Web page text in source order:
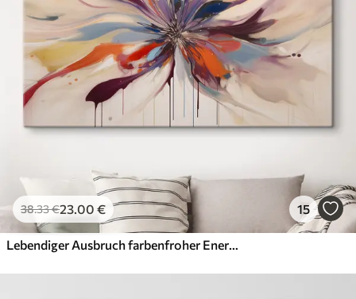
38.33€23.00 € 15
Lebendiger Ausbruch farbenfroher Energie